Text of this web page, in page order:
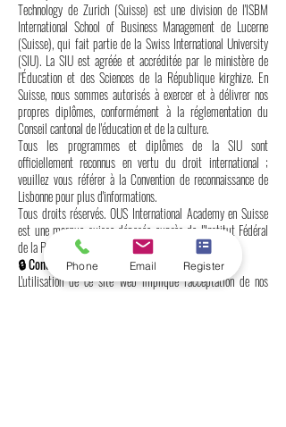
Technology de Zurich (Suisse) est une division de l'ISBM
International School of Business Management de Lucerne
(Suisse), qui fait partie de la Swiss International University
(SIU). La SIU est agréée et accréditée par le ministère de
l'Éducation et des Sciences de la République kirghize. En
Suisse, nous sommes autorisés à exercer et à délivrer nos
propres diplômes, conformément à la réglementation du
Conseil cantonal de l'éducation et de la culture.
Tous les programmes et diplômes de la SIU sont
officiellement reconnus en vertu du droit international ;
veuillez vous référer à la Convention de reconnaissance de
Lisbonne pour plus d'informations.
Tous droits réservés. OUS International Academy en Suisse
est une marque suisse déposée auprès de l'Institut Fédéral
de la Propriété Intellectuelle.
🔒 Conditions générales | Protection des données
L'utilisation de ce site web implique l'acceptation de nos
Phone Email Register